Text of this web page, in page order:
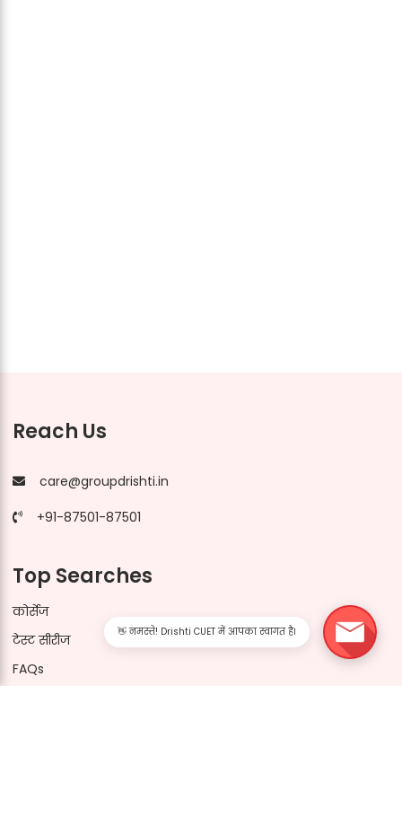
Reach Us
care@groupdrishti.in
+91-87501-87501
Top Searches
कोर्सेज
टेस्ट सीरीज
FAQs
👋 नमस्ते! Drishti CUET में आपका स्वागत है।